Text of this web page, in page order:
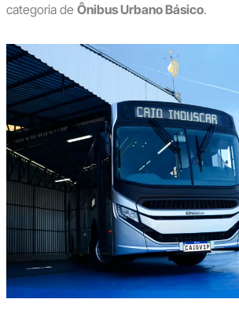
categoria de Ônibus Urbano Básico.